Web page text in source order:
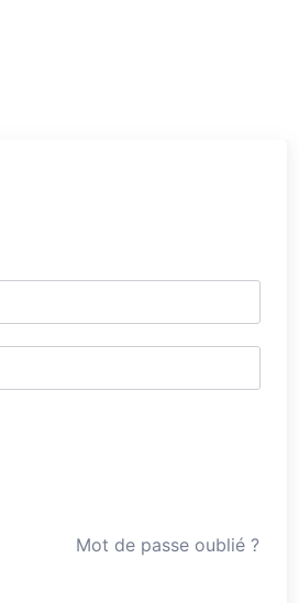
Mot de passe oublié ?